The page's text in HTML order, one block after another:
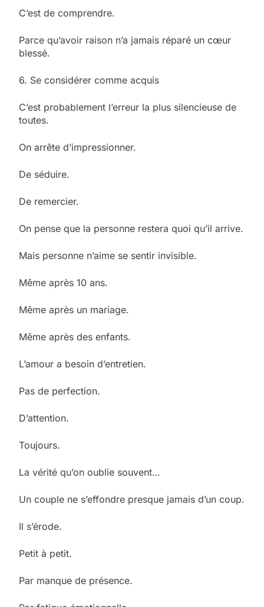
C’est de comprendre.
Parce qu’avoir raison n’a jamais réparé un cœur
blessé.
6. Se considérer comme acquis
C’est probablement l’erreur la plus silencieuse de
toutes.
On arrête d’impressionner.
De séduire.
De remercier.
On pense que la personne restera quoi qu’il arrive.
Mais personne n’aime se sentir invisible.
Même après 10 ans.
Même après un mariage.
Même après des enfants.
L’amour a besoin d’entretien.
Pas de perfection.
D’attention.
Toujours.
La vérité qu’on oublie souvent…
Un couple ne s’effondre presque jamais d’un coup.
Il s’érode.
Petit à petit.
Par manque de présence.